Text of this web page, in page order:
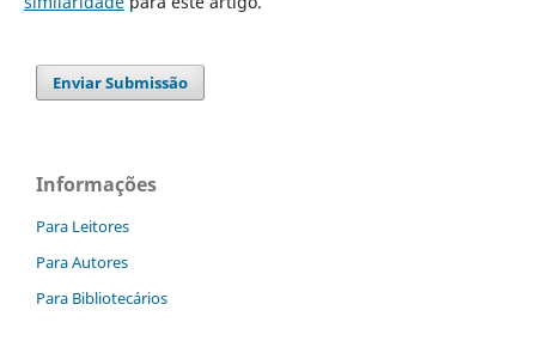
Enviar Submissão
Informações
Para Leitores
Para Autores
Para Bibliotecários